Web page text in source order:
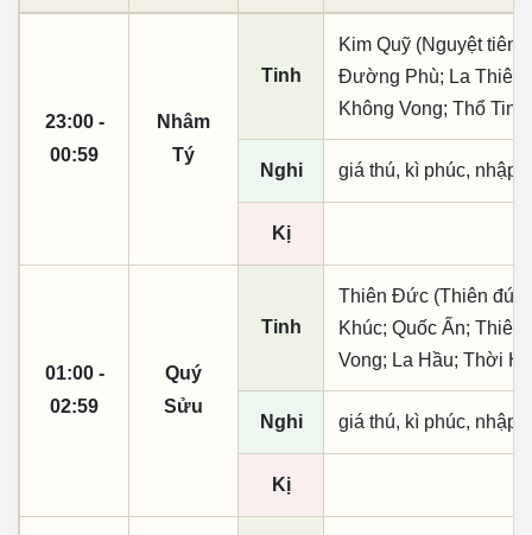
23:00 -
00:59
Nhâm
Tý
Tinh
Kim Quỹ (Nguyệt
Đường Phù; La Thiên
Không Vong; Thổ
Nghi giá thú, kì phúc, nhập
Kị
01:00 -
02:59
Quý
Sửu
Tinh
Thiên Đức (Thiên
Khúc; Quốc Ấn;
Vong; La Hầu; Thời
Nghi giá thú, kì phúc, nhập
Kị